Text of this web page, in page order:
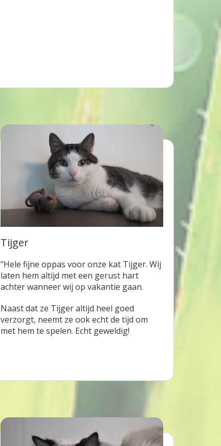
Tijger
"Hele fijne oppas voor onze kat Tijger. Wij
laten hem altijd met een gerust hart
achter wanneer wij op vakantie gaan.
Naast dat ze Tijger altijd heel goed
verzorgt, neemt ze ook echt de tijd om
met hem te spelen. Echt geweldig!